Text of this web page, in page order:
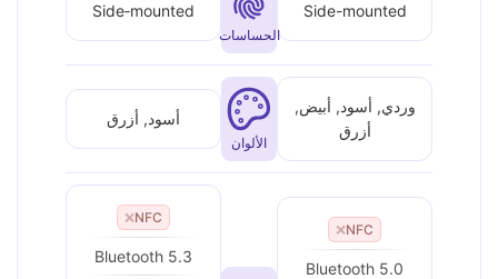
Side-mounted
الحساسات
Side‑mounted
وردي, أسود, أبيض,
أزرق
الألوان
أسود, أزرق
NFC
❌
Bluetooth 5.0
NFC
❌
Bluetooth 5.3